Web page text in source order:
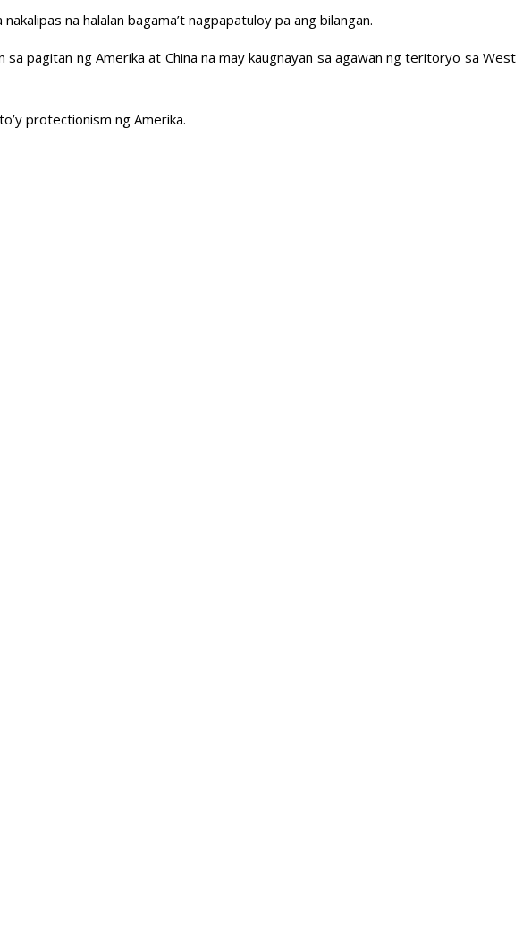
na halalan bagama’t nagpapatuloy pa ang bilangan.
pagitan ng Amerika at China na may kaugnayan sa agawan ng teritoryo sa West
protectionism ng Amerika.